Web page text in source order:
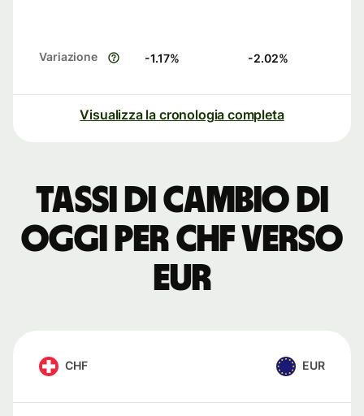
Variazione -1.17% -2.02%
Visualizza la cronologia completa
Tassi di cambio di
oggi per CHF verso
EUR
CHF EUR